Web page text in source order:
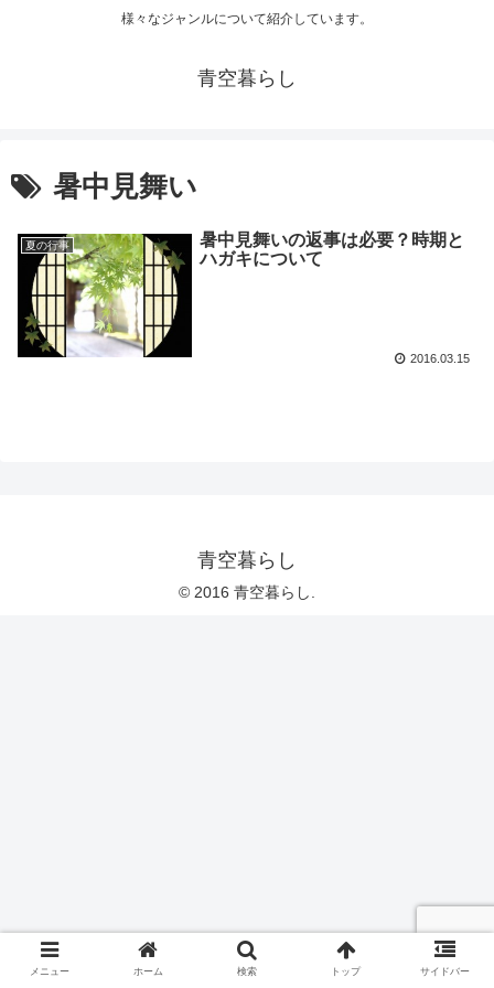
様々なジャンルについて紹介しています。
青空暮らし
暑中見舞い
夏の行事
暑中見舞いの返事は必要？時期と
ハガキについて
2016.03.15
青空暮らし
© 2016 青空暮らし.
メニュー ホーム 検索 トップ サイドバー